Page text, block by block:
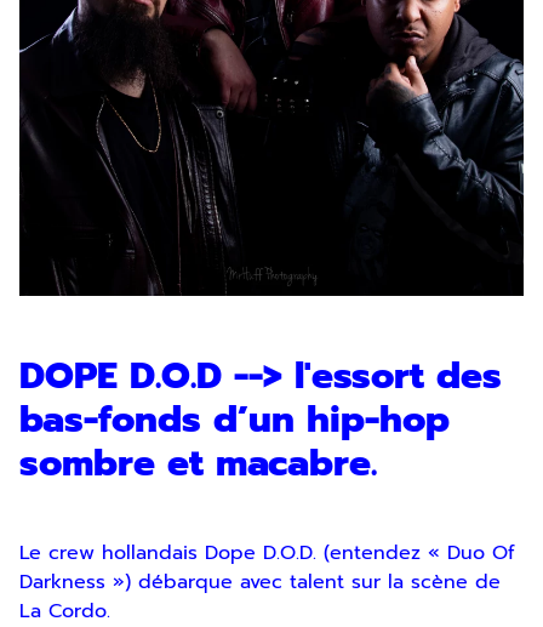
DOPE D.O.D --> l'essort des
bas-fonds d’un hip-hop
sombre et macabre.
Le crew hollandais Dope D.O.D. (entendez « Duo Of
Darkness ») débarque avec talent sur la scène de
La Cordo.